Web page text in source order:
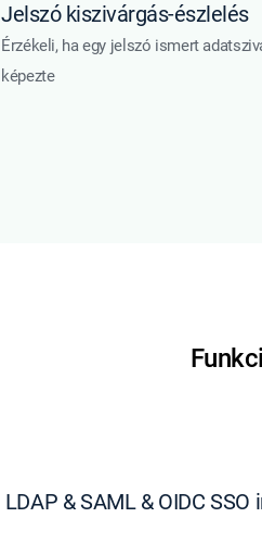
Jelszó kiszivárgás-észlelés
Érzékeli, ha egy jelszó ismert
képezte
LDAP & SAML & OIDC